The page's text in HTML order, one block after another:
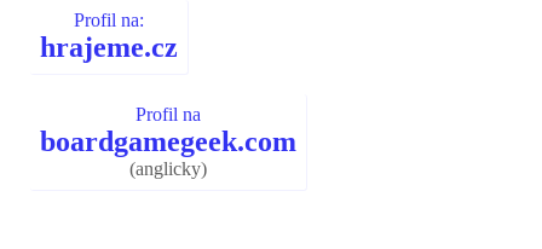
Profil na:
hrajeme.cz
Profil na
boardgamegeek.com
(anglicky)